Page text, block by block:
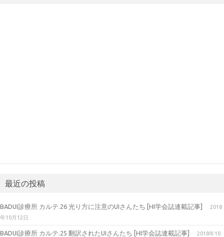
最近の投稿
BADUI診療所 カルテ.26 光り方に注意のUIさんたち [HI学会誌連載記事]
2018
年10月12日
BADUI診療所 カルテ.25 翻訳されたUIさんたち [HI学会誌連載記事]
2018年10